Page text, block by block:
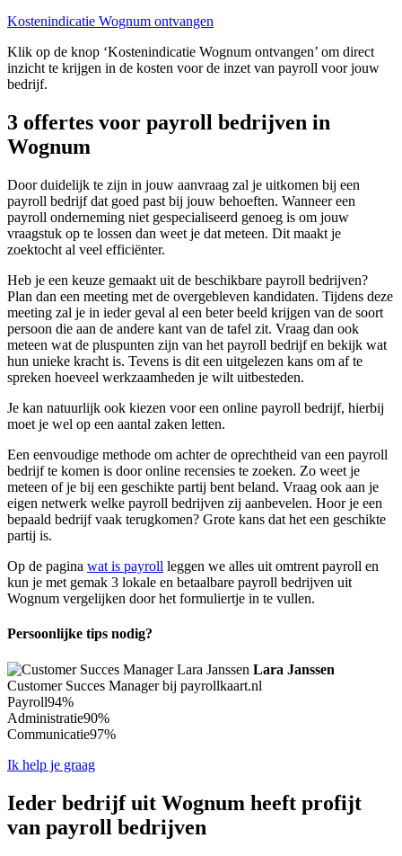
Kostenindicatie Wognum ontvangen
Klik op de knop ‘Kostenindicatie Wognum ontvangen’ om direct
inzicht te krijgen in de kosten voor de inzet van payroll voor jouw
bedrijf.
3 offertes voor payroll bedrijven in
Wognum
Door duidelijk te zijn in jouw aanvraag zal je uitkomen bij een
payroll bedrijf dat goed past bij jouw behoeften. Wanneer een
payroll onderneming niet gespecialiseerd genoeg is om jouw
vraagstuk op te lossen dan weet je dat meteen. Dit maakt je
zoektocht al veel efficiënter.
Heb je een keuze gemaakt uit de beschikbare payroll bedrijven?
Plan dan een meeting met de overgebleven kandidaten. Tijdens deze
meeting zal je in ieder geval al een beter beeld krijgen van de soort
persoon die aan de andere kant van de tafel zit. Vraag dan ook
meteen wat de pluspunten zijn van het payroll bedrijf en bekijk wat
hun unieke kracht is. Tevens is dit een uitgelezen kans om af te
spreken hoeveel werkzaamheden je wilt uitbesteden.
Je kan natuurlijk ook kiezen voor een online payroll bedrijf, hierbij
moet je wel op een aantal zaken letten.
Een eenvoudige methode om achter de oprechtheid van een payroll
bedrijf te komen is door online recensies te zoeken. Zo weet je
meteen of je bij een geschikte partij bent beland. Vraag ook aan je
eigen netwerk welke payroll bedrijven zij aanbevelen. Hoor je een
bepaald bedrijf vaak terugkomen? Grote kans dat het een geschikte
partij is.
Op de pagina wat is payroll leggen we alles uit omtrent payroll en
kun je met gemak 3 lokale en betaalbare payroll bedrijven uit
Wognum vergelijken door het formuliertje in te vullen.
Persoonlijke tips nodig?
Lara Janssen
Customer Succes Manager bij payrollkaart.nl
Payroll94%
Administratie90%
Communicatie97%
Ik help je graag
Ieder bedrijf uit Wognum heeft profijt
van payroll bedrijven